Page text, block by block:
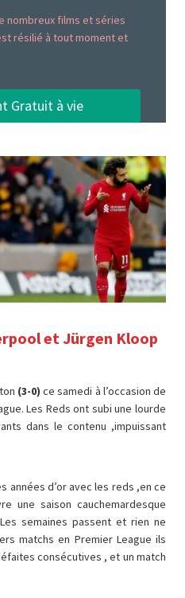
nombreux films et séries
résilié à tout moment et
Gratuit à vie
et Jürgen Kloop
(3-0) ce samedi à l’occasion de
Les Reds ont subi une lourde
dans le contenu ,impuissant
années d’or avec les reds ,en ce
une saison cauchemardesque
semaines passent et rien ne
matchs en Premier League ils
consécutives , et un match